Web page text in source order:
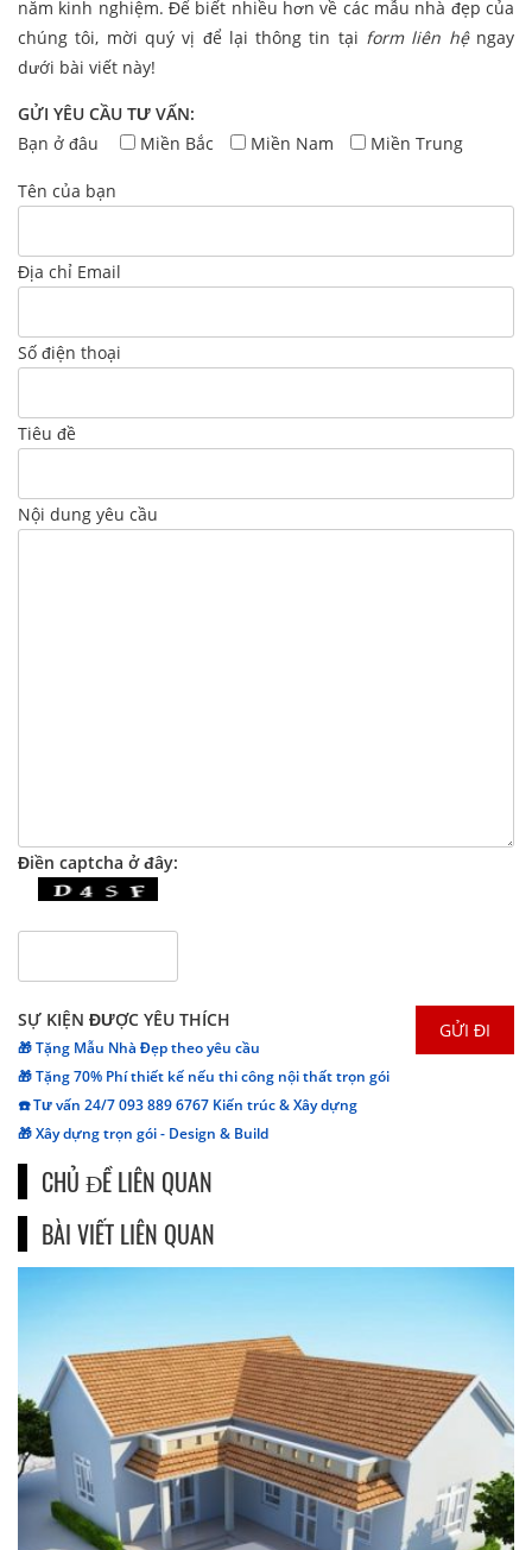
năm kinh nghiệm. Để biết nhiều hơn về các mẫu nhà đẹp của
chúng tôi, mời quý vị để lại thông tin tại form liên hệngay
dưới bài viết này!
GỬI YÊU CẦU TƯ VẤN:
Bạn ở đâu
Miền Bắc Miền Nam Miền Trung
Tên của bạn
Địa chỉ Email
Số điện thoại
Tiêu đề
Nội dung yêu cầu
Điền captcha ở đây:
SỰ KIỆN ĐƯỢC YÊU THÍCH
🎁 Tặng Mẫu Nhà Đẹp theo yêu cầu
🎁 Tặng 70% Phí thiết kế nếu thi công nội thất trọn gói
☎️ Tư vấn 24/7 093 889 6767 Kiến trúc & Xây dựng
🎁 Xây dựng trọn gói - Design & Build
CHỦ ĐỀ LIÊN QUAN
BÀI VIẾT LIÊN QUAN